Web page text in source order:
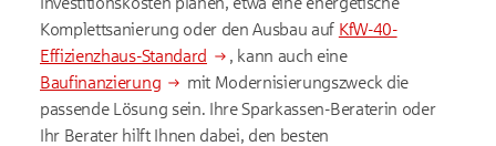
Komplettsanierung oder den Ausbau auf KfW-40-
Effizienzhaus-Standard
, kann auch eine
Baufinanzierung
mit Modernisierungszweck die
passende Lösung sein. Ihre Sparkassen-Beraterin oder
Ihr Berater hilft Ihnen dabei, den besten